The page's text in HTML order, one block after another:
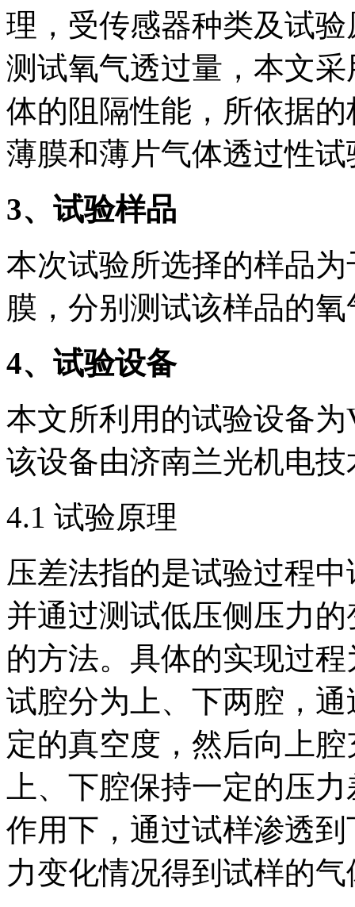
理，受传感器种类及试
测试氧气透过量，本文
体的阻隔性能，所依据的
薄膜和薄片气体透过性
3、试验样品
本次试验所选择的样品为
膜，分别测试该样品的
4、试验设备
本文所利用的试验设备
该设备由济南兰光机电
4.1 试验原理
压差法指的是试验过程
并通过测试低压侧压力
的方法。具体的实现过
试腔分为上、下两腔，
定的真空度，然后向上
上、下腔保持一定的压
作用下，通过试样渗透
力变化情况得到试样的